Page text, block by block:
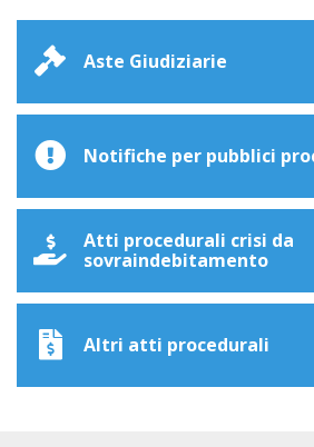
Aste Giudiziarie
Notifiche per pubblici
Atti procedurali crisi da
sovraindebitamento
Altri atti procedurali